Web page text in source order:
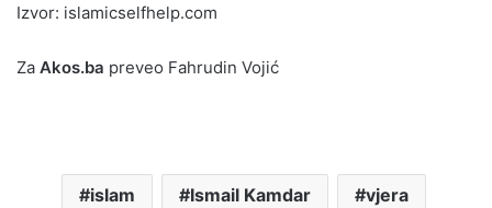
Izvor: islamicselfhelp.com
Za Akos.ba preveo Fahrudin Vojić
islam Ismail Kamdar vjera